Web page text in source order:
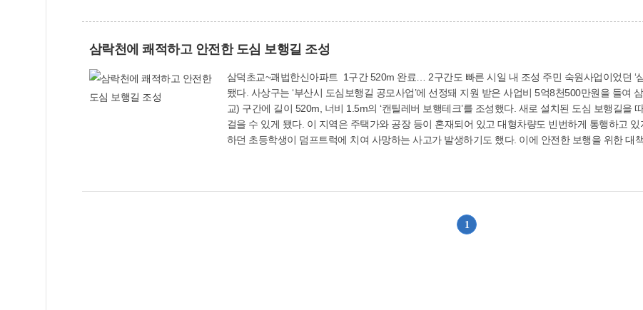
삼락천에 쾌적하고 안전한 도심 보행길 조성
삼덕초교~괘법한신아파트 1구간 520m 완료… 2구간도 빠른 시일 내 조성 주민 숙원사업이었던 ‘삼락천 도심보행길 조성공사’(1구간)가 최근 완료
됐다. 사상구는 ‘부산시 도심보행길 공모사업’에 선정돼 지원 받은 사업비 5억8천500만원을 들여 삼덕초교(강선교)~괘법한신아파트(삼락천 22호
교) 구간에 길이 520m, 너비 1.5m의 ‘캔틸레버 보행테크’를 조성했다. 새로 설치된 도심 보행길을
걸을 수 있게 됐다. 이 지역은 주택가와 공장 등이 혼재되어 있고 대형차량도 빈번하게 통행하고 있지만, 마땅한 보행공간이 없어 지난 2015년 귀가
하던 초등학생이 덤프트럭에 치여 사망하는 사고가 발생하기도 했다. 이에 안전한 보행을 위한 대
1